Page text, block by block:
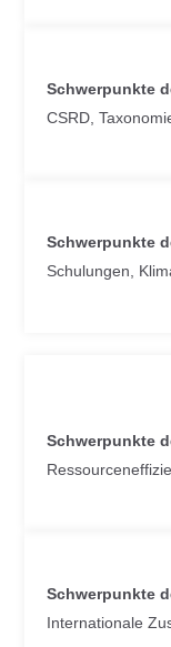
Schwerpunkte
CSRD,
Schwerpunkte
Schulungen,
Schwerpunkte
Schwerpunkte
Internationale